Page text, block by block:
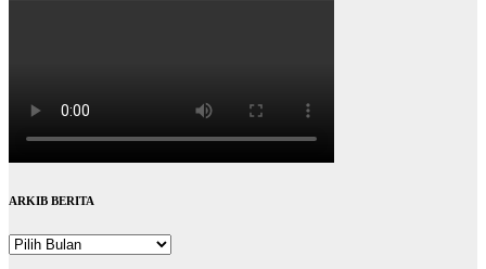
ARKIB BERITA
ARKIB